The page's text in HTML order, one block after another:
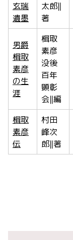
玄瑞
遺墨
太郎‖
著
男爵
楫取
素彦
の生
涯
楫取
素彦
没後
百年
顕彰
会‖編
楫取
素彦
伝
村田
峰次
郎‖著